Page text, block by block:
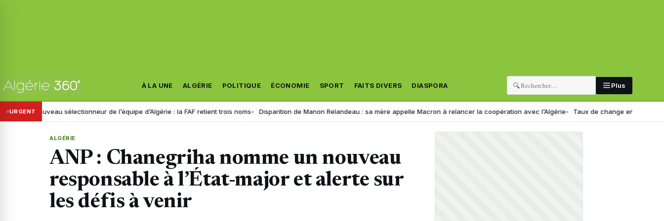
À LA UNE ALGÉRIE POLITIQUE ÉCONOMIE SPORT FAITS DIVERS DIASPORA 🔍 Plus
URGENT
Nouveau sélectionneur de l’équipe d’Algérie : la FAF retient trois noms Disparition de Manon Relandeau : sa mère appelle Macron à relancer la coopération avec l’Algérie Taux de change en Algérie : voici le
ALGÉRIE
ANP : Chanegriha nomme un nouveau
responsable à l’État-major et alerte sur
les défis à venir